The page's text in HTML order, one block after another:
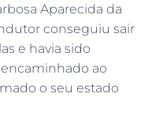
Aparecida da
conseguiu sair
e havia sido
ao
o seu estado